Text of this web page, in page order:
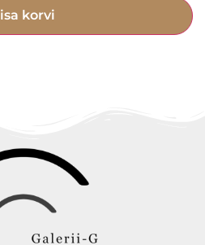
korvi